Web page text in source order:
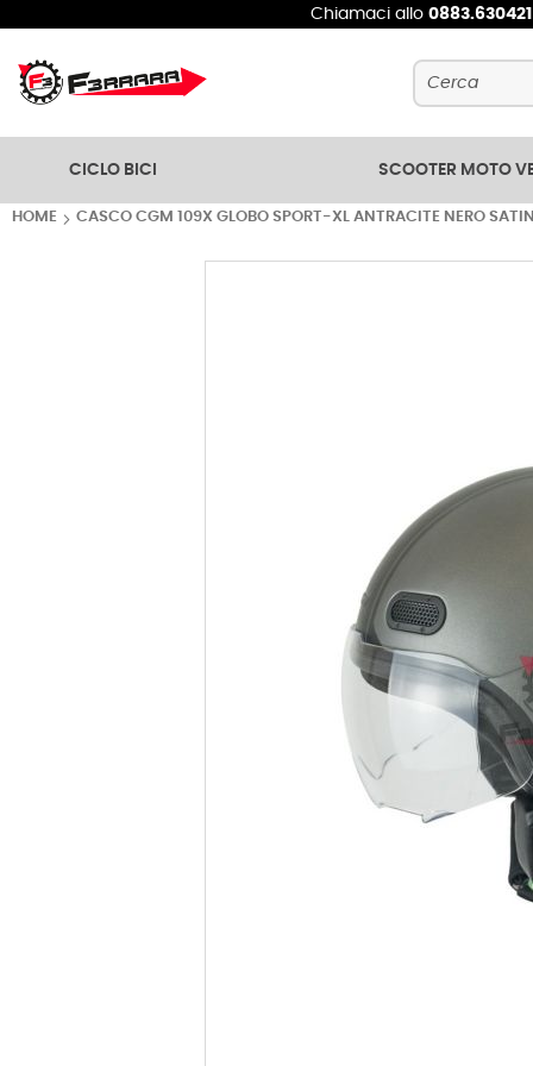
Chiamaci allo 0883.630421
Cerca
CICLO BICI SCOOTER MOTO
HOME CASCO CGM 109X GLOBO SPORT-XL ANTRACITE NERO